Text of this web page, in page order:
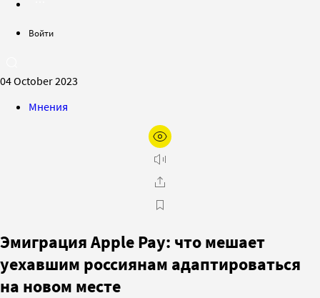
Войти
04 October 2023
Мнения
Эмиграция Apple Pay: что мешает
уехавшим россиянам адаптироваться
на новом месте